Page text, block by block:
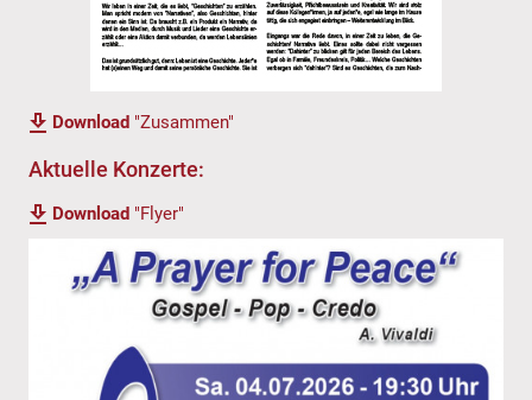
Download "Zusammen"
Aktuelle Konzerte:
Download "Flyer"